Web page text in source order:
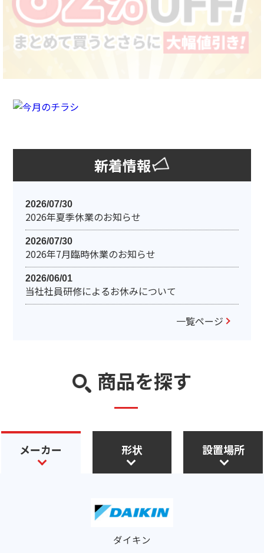
新着情報
2026/07/30
2026年夏季休業のお知らせ
2026/07/30
2026年7月臨時休業のお知らせ
2026/06/01
当社社員研修によるお休みについて
一覧ページ
商品を探す
メーカー 形状 設置場所
ダイキン